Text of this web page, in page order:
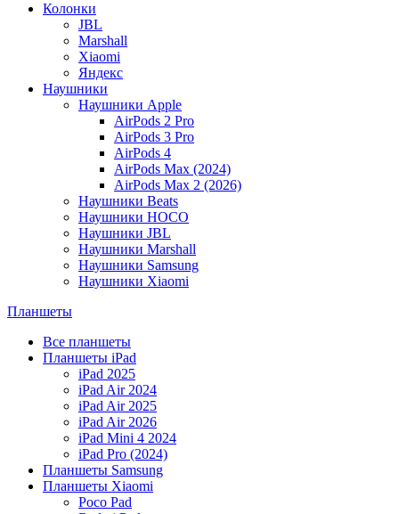
Колонки
JBL
Marshall
Xiaomi
Яндекс
Наушники
Наушники Apple
AirPods 2 Pro
AirPods 3 Pro
AirPods 4
AirPods Max (2024)
AirPods Max 2 (2026)
Наушники Beats
Наушники HOCO
Наушники JBL
Наушники Marshall
Наушники Samsung
Наушники Xiaomi
Планшеты
Все планшеты
Планшеты iPad
iPad 2025
iPad Air 2024
iPad Air 2025
iPad Air 2026
iPad Mini 4 2024
iPad Pro (2024)
Планшеты Samsung
Планшеты Xiaomi
Poco Pad